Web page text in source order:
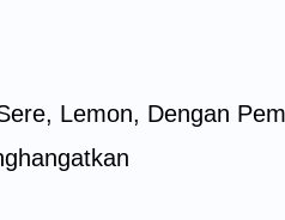
Lemon, Dengan